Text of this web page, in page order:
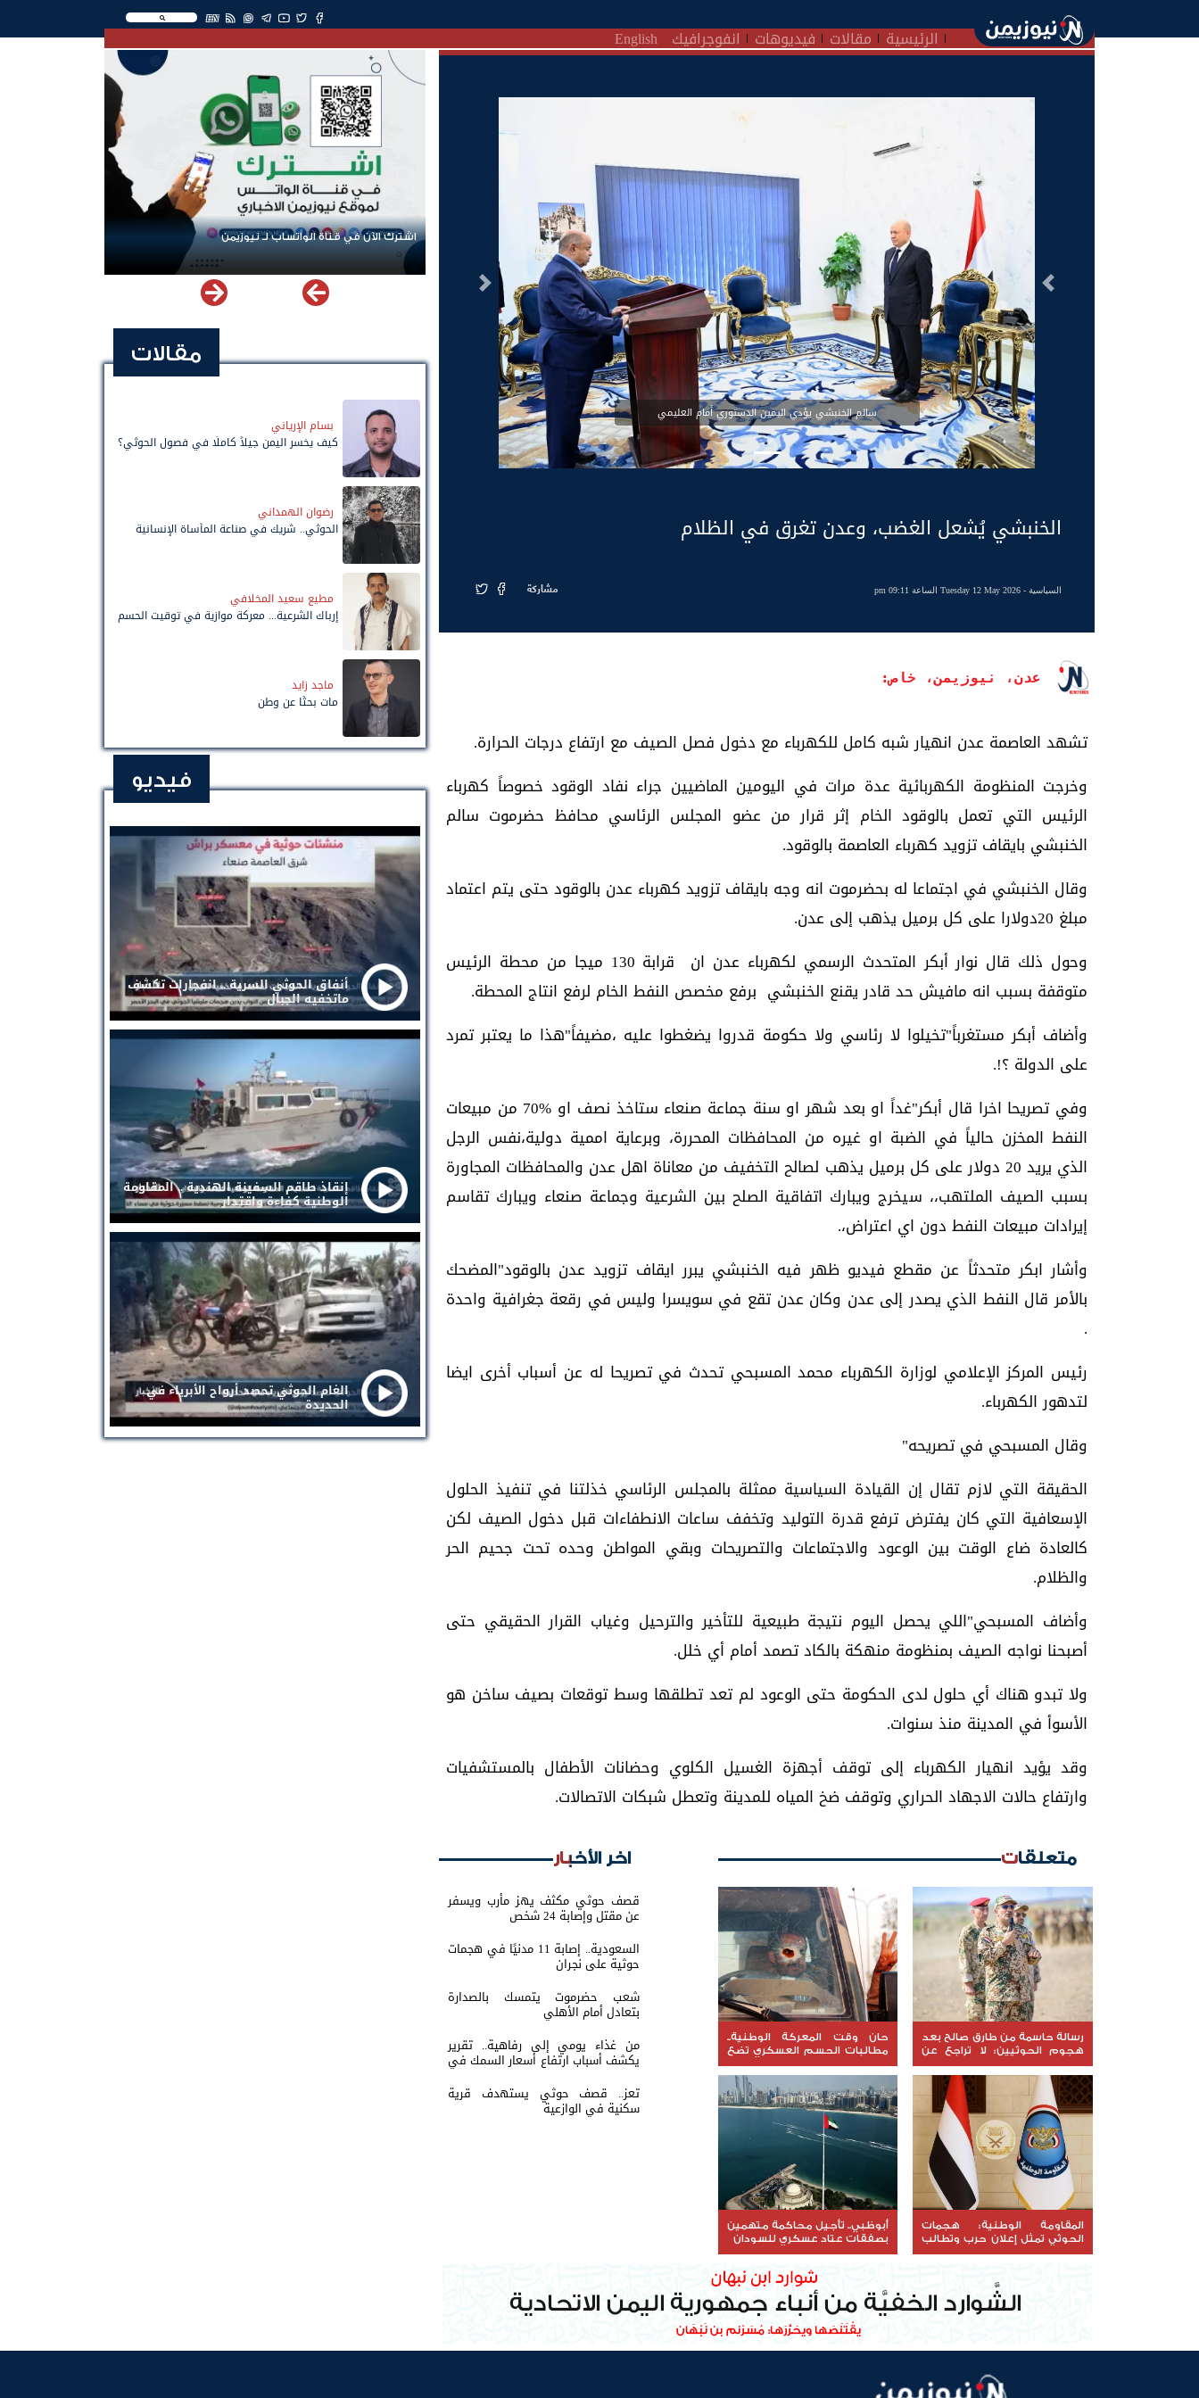
EN
الرئيسية مقالات فيديوهات انفوجرافيك English
سالم الخنبشي يؤدي اليمين الدستوري أمام العليمي
السابق التالى
الخنبشي يُشعل الغضب، وعدن تغرق في الظلام
السياسية- Tuesday 12 May 2026 الساعة 09:11 pm مشاركة
عدن، نيوزيمن، خاص:
تشهد العاصمة عدن انهيار شبه كامل للكهرباء مع دخول فصل الصيف مع ارتفاع درجات الحرارة.
وخرجت المنظومة الكهربائية عدة مرات في اليومين الماضيين جراء نفاد الوقود خصوصاً كهرباء
الرئيس التي تعمل بالوقود الخام إثر قرار من عضو المجلس الرئاسي محافظ حضرموت سالم
الخنبشي بايقاف تزويد كهرباء العاصمة بالوقود.
وقال الخنبشي في اجتماعا له بحضرموت انه وجه بايقاف تزويد كهرباء عدن بالوقود حتى يتم اعتماد
مبلغ 20دولارا على كل برميل يذهب إلى عدن.
وحول ذلك قال نوار أبكر المتحدث الرسمي لكهرباء عدن ان قرابة 130 ميجا من محطة الرئيس
متوقفة بسبب انه مافيش حد قادر يقنع الخنبشي برفع مخصص النفط الخام لرفع انتاج المحطة.
وأضاف أبكر مستغرباً"تخيلوا لا رئاسي ولا حكومة قدروا يضغطوا عليه ،مضيفاً"هذا ما يعتبر تمرد
على الدولة ؟!.
وفي تصريحا اخرا قال أبكر"غداً او بعد شهر او سنة جماعة صنعاء ستاخذ نصف او 70‎%‎ من مبيعات
النفط المخزن حالياً في الضبة او غيره من المحافظات المحررة، وبرعاية اممية دولية،نفس الرجل
الذي يريد 20 دولار على كل برميل يذهب لصالح التخفيف من معاناة اهل عدن والمحافظات المجاورة
بسبب الصيف الملتهب،، سيخرج ويبارك اتفاقية الصلح بين الشرعية وجماعة صنعاء ويبارك تقاسم
إيرادات مبيعات النفط دون اي اعتراض،.
وأشار ابكر متحدثاً عن مقطع فيديو ظهر فيه الخنبشي يبرر ايقاف تزويد عدن بالوقود"المضحك
بالأمر قال النفط الذي يصدر إلى عدن وكان عدن تقع في سويسرا وليس في رقعة جغرافية واحدة
.
رئيس المركز الإعلامي لوزارة الكهرباء محمد المسبحي تحدث في تصريحا له عن أسباب أخرى ايضا
لتدهور الكهرباء.
وقال المسبحي في تصريحه"
الحقيقة التي لازم تقال إن القيادة السياسية ممثلة بالمجلس الرئاسي خذلتنا في تنفيذ الحلول
الإسعافية التي كان يفترض ترفع قدرة التوليد وتخفف ساعات الانطفاءات قبل دخول الصيف لكن
كالعادة ضاع الوقت بين الوعود والاجتماعات والتصريحات وبقي المواطن وحده تحت جحيم الحر
والظلام.
وأضاف المسبحي"اللي يحصل اليوم نتيجة طبيعية للتأخير والترحيل وغياب القرار الحقيقي حتى
أصبحنا نواجه الصيف بمنظومة منهكة بالكاد تصمد أمام أي خلل.
ولا تبدو هناك أي حلول لدى الحكومة حتى الوعود لم تعد تطلقها وسط توقعات بصيف ساخن هو
الأسوأ في المدينة منذ سنوات.
وقد يؤيد انهيار الكهرباء إلى توقف أجهزة الغسيل الكلوي وحضانات الأطفال بالمستشفيات
وارتفاع حالات الاجهاد الحراري وتوقف ضخ المياه للمدينة وتعطل شبكات الاتصالات.
متعلقات
رسالة حاسمة من طارق صالح بعد
هجوم الحوثيين: لا تراجع عن
استعادة الدولة
حان وقت المعركة الوطنية..
مطالبات الحسم العسكري تضع
الشرعية أمام اختبار القرار
المقاومة الوطنية: هجمات
الحوثي تمثل إعلان حرب وتطالب
الشرعية بتحريك الجبهات
أبوظبي.. تأجيل محاكمة متهمين
بصفقات عتاد عسكري للسودان
اخر الأخبار
قصف حوثي مكثف يهز مأرب ويسفر
عن مقتل وإصابة 24 شخص
السعودية.. إصابة 11 مدنيًا في هجمات
حوثية على نجران
شعب حضرموت يتمسك بالصدارة
بتعادل أمام الأهلي
من غذاء يومي إلى رفاهية.. تقرير
يكشف أسباب ارتفاع أسعار السمك في
تعز.. قصف حوثي يستهدف قرية
سكنية في الوازعية
اشترك الآن في قناة الواتساب لـ نيوزيمن
مقالات
بسام الإرياني
كيف يخسر اليمن جيلاً كاملًا في فصول الحوثي؟
رضوان الهمداني
الحوثي.. شريك في صناعة المأساة الإنسانية
مطيع سعيد المخلافي
إرباك الشرعية... معركة موازية في توقيت الحسم
ماجد زايد
مات بحثًا عن وطن
فيديو
أنفاق الحوثي السرية .. انفجارات تكشف
ماتخفيه الجبال
إنقاذ طاقم السفينة الهندية .. المقاومة
الوطنية كفاءة واقتدار
الغام الحوثي تحصد أرواح الأبرياء في
الحديدة